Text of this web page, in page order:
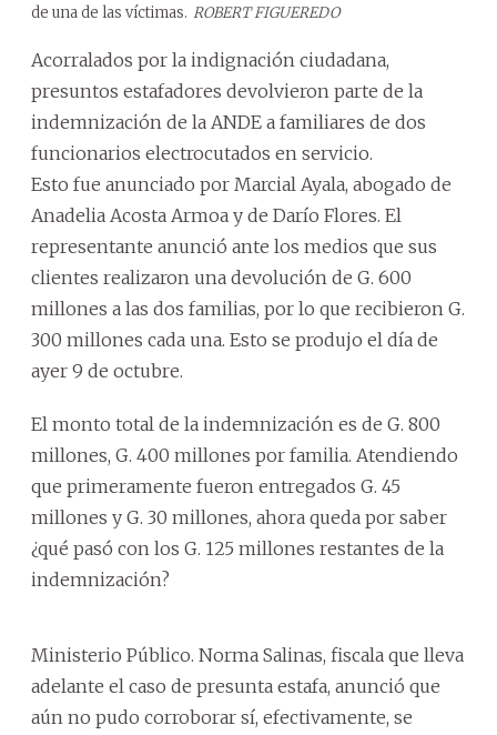
de una de las víctimas. ROBERT FIGUEREDO
Acorralados por la indignación ciudadana,
presuntos estafadores devolvieron parte de la
indemnización de la ANDE a familiares de dos
funcionarios electrocutados en servicio.
Esto fue anunciado por Marcial Ayala, abogado de
Anadelia Acosta Armoa y de Darío Flores. El
representante anunció ante los medios que sus
clientes realizaron una devolución de G. 600
millones a las dos familias, por lo que recibieron G.
300 millones cada una. Esto se produjo el día de
ayer 9 de octubre.
El monto total de la indemnización es de G. 800
millones, G. 400 millones por familia. Atendiendo
que primeramente fueron entregados G. 45
millones y G. 30 millones, ahora queda por saber
¿qué pasó con los G. 125 millones restantes de la
indemnización?
Ministerio Público. Norma Salinas, fiscala que lleva
adelante el caso de presunta estafa, anunció que
aún no pudo corroborar sí, efectivamente, se